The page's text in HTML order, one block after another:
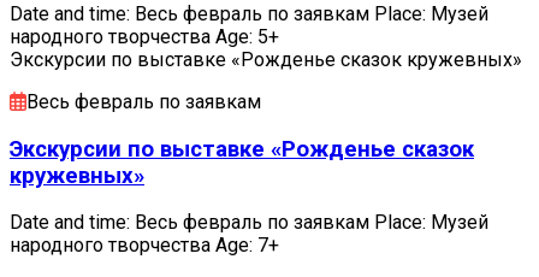
Date and time: Весь февраль по заявкам Place: Музей
народного творчества Age: 5+
Экскурсии по выставке «Рожденье сказок кружевных»
Весь февраль по заявкам
Экскурсии по выставке «Рожденье сказок
кружевных»
Date and time: Весь февраль по заявкам Place: Музей
народного творчества Age: 7+